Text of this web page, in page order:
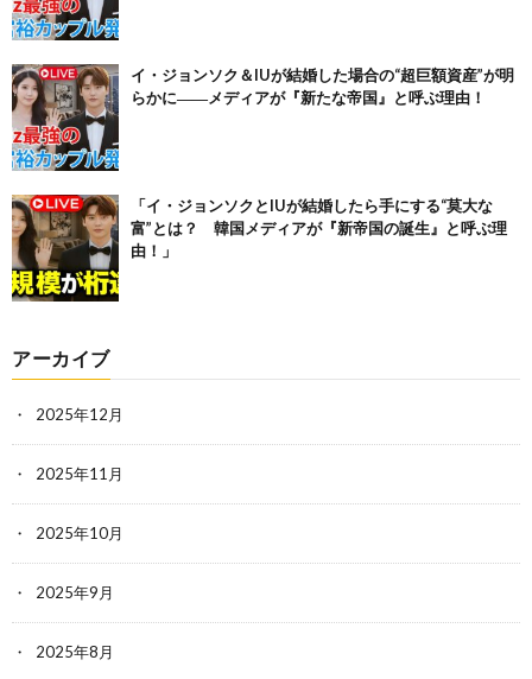
イ・ジョンソク＆IUが結婚した場合の“超巨額資産”が明
らかに――メディアが『新たな帝国』と呼ぶ理由！
「イ・ジョンソクとIUが結婚したら手にする“莫大な
富”とは？ 韓国メディアが『新帝国の誕生』と呼ぶ理
由！」
アーカイブ
2025年12月
2025年11月
2025年10月
2025年9月
2025年8月